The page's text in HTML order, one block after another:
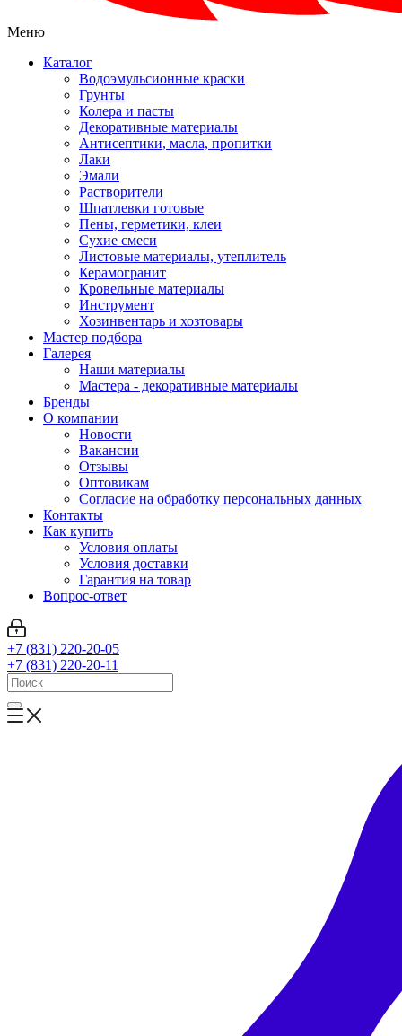
Меню
Каталог
Водоэмульсионные краски
Грунты
Колера и пасты
Декоративные материалы
Антисептики, масла, пропитки
Лаки
Эмали
Растворители
Шпатлевки готовые
Пены, герметики, клеи
Сухие смеси
Листовые материалы, утеплитель
Керамогранит
Кровельные материалы
Инструмент
Хозинвентарь и хозтовары
Мастер подбора
Галерея
Наши материалы
Мастера - декоративные материалы
Бренды
О компании
Новости
Вакансии
Отзывы
Оптовикам
Cогласие на обработку персональных данных
Контакты
Как купить
Условия оплаты
Условия доставки
Гарантия на товар
Вопрос-ответ
+7 (831) 220-20-05
+7 (831) 220-20-11